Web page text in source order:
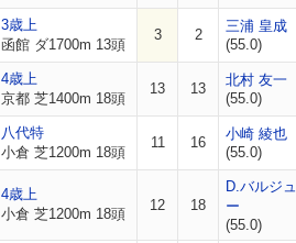
3歳上
函館 ダ1700m 13頭
3 2
三浦 皇成
(55.0)
4歳上
京都 芝1400m 18頭
13 13
北村 友一
(55.0)
八代特
小倉 芝1200m 18頭
11 16
小崎 綾也
(55.0)
4歳上
小倉 芝1200m 18頭
12 18
D.バルジュ
ー
(55.0)